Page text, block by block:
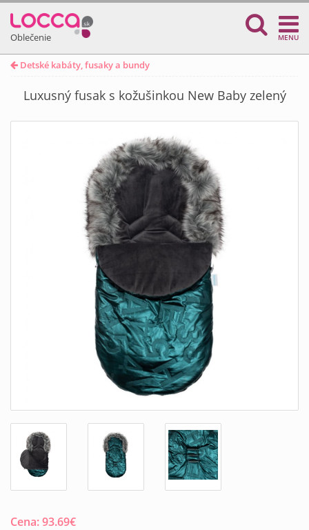
Oblečenie MENU
Detské kabáty, fusaky a bundy
Luxusný fusak s kožušinkou New Baby zelený
Cena:93.69€